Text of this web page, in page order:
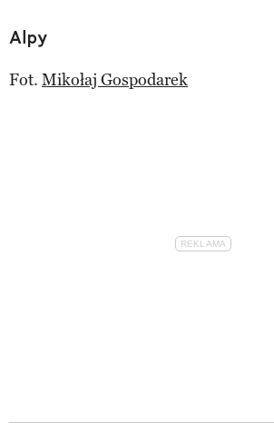
Alpy
Fot. Mikołaj Gospodarek